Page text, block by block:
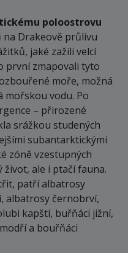
poloostrovu
na Drakeově průlivu
jaké zažili velcí
první zmapovali tyto
moře, možná
mořskou vodu. Po
– přirozené
srážkou studených
subantarktickými
zóně vzestupných
ale i ptačí fauna.
patří albatrosy
albatrosy černobrví,
kapští, buřňáci jižní,
a bouřňáci